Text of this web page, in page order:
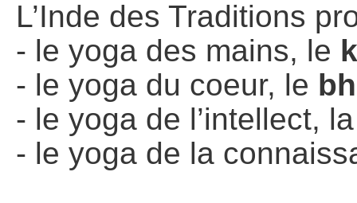
L’Inde des Traditions
- le yoga des mains, le
- le yoga du coeur, le
- le yoga de l’intellect,
- le yoga de la